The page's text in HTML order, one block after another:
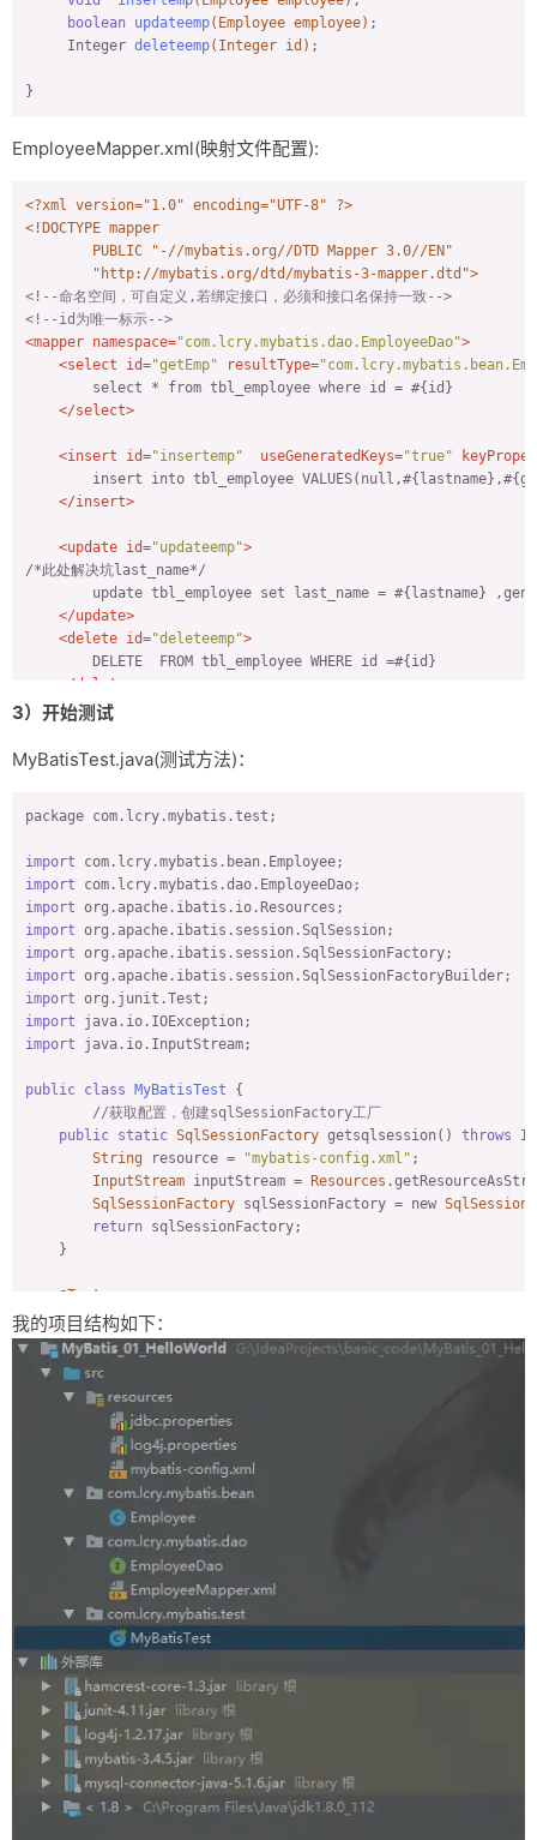
public String getGander() {
return gander;
this.gander = gander;
@Override
public String
return
"Employee{" +
"id=" + id +
", lastname='" + lastname + '\'' +
", email='"
", gander='" + gander + '\'' +
'}';
boolean updateemp(Employee employee) ;
Integer deleteemp(Integer id) ;
EmployeeMapper.xml(映射文件配置):
<?xml version="1.0" encoding="UTF-8" ?>
<!DOCTYPE mapper
PUBLIC
"-//mybatis.org//DTD Mapper 3.0//EN"
"http://mybatis.org/dtd/mybatis-3-mapper.dtd">
<!--命名空间，可自定义,若绑定接口，必须和接口名保持一致-->
<!--id为唯一标示-->
<mapper namespace="com.lcry.mybatis.dao.EmployeeDao">
<select id="getEmp" resultType=
        select * from tbl_employee where id = #{id}
</select>
<insert id="insertemp" useGeneratedKeys="true"
insert into tbl_employee
</insert>
<update id="updateemp">
/*此处解决坑last_name*/
update tbl_employee set last_name = #{lastname}
</update>
<delete id="deleteemp">
        DELETE  FROM tbl_employee WHERE id =#{id}
</ delete
</ mapper>
3）开始测试
MyBatisTest.java(测试方法)：
package com.lcry.mybatis.test;
import
import
import
import
import
import
import
import
import java.io.InputStream;
public class MyBatisTest
{
//获取配置，创建sqlSessionFactory工厂
public static SqlSessionFactory getsqlsession() throws
String resource = "mybatis-config.xml" ;
InputStream inputStream = Resources
SqlSessionFactory sqlSessionFactory = new
return sqlSessionFactory;
    }
    @
Test
public void test01()
SqlSession sqlSession =
{
System .out.println
        } finally {
            sqlSession.close();
        }
    }
public void test02() throws
SqlSession sqlSession = getsqlsession().openSession(
try
EmployeeDao employee = sqlSession.getMapper(
//查询方法
Employee emp = employee.getEmp(
System .out. println
//插入方法
employee1 = new Employee
            employee1.setLastname(
"lcry"
我的项目结构如下：